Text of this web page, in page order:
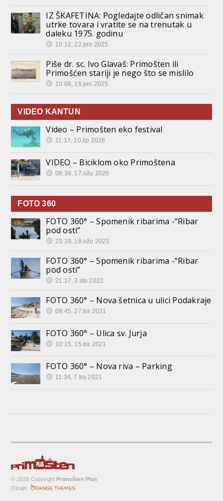
IZ ŠKAFETINA: Pogledajte odličan snimak
utrke tovara i vratite se na trenutak u
daleku 1975. godinu
10:12, 22.pro 2025
Piše dr. sc. Ivo Glavaš: Primošten ili
Primošćen stariji je nego što se mislilo
10:08, 16.pro 2025
VIDEO KANTUN
Video – Primošten eko festival
11:17, 10.lip 2026
VIDEO – Biciklom oko Primoštena
08:39, 17.ožu 2026
FOTO 360
FOTO 360° – Spomenik ribarima -“Ribar
pod osti”
23:19, 18.ožu 2023
FOTO 360° – Spomenik ribarima -“Ribar
pod osti”
21:17, 3.stu 2022
FOTO 360° – Nova šetnica u ulici Podakraje
09:45, 27.tra 2021
FOTO 360° – Ulica sv. Jurja
10:15, 15.tra 2021
FOTO 360° – Nova riva – Parking
11:34, 7.tra 2021
© 2026 Copyright Primošten Plus
Dizajn: